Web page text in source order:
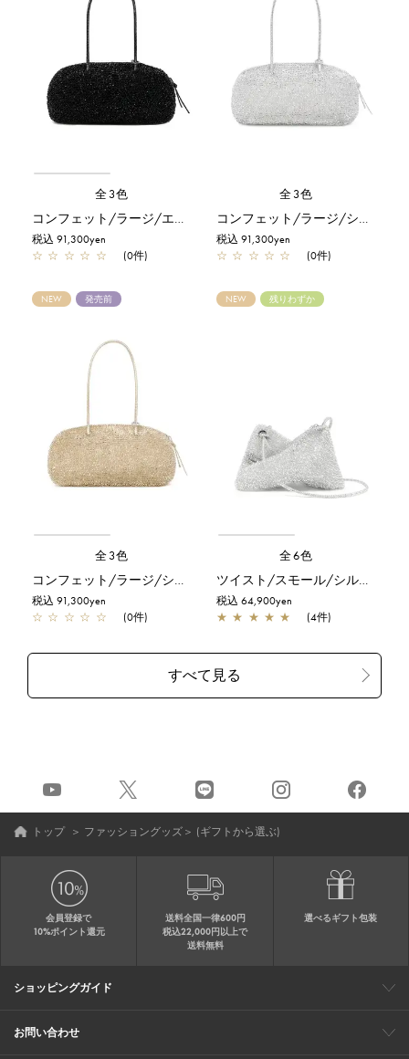
全3色
コンフェット/ラージ/エナメルブラック
税込 91,300yen
☆ ☆ ☆ ☆ ☆ (0件)
全3色
コンフェット/ラージ/シルバー
税込 91,300yen
☆ ☆ ☆ ☆ ☆ (0件)
NEW 発売前
全3色
コンフェット/ラージ/シルバーゴールド
税込 91,300yen
☆ ☆ ☆ ☆ ☆ (0件)
NEW 残りわずか
全6色
ツイスト/スモール/シルバー
税込 64,900yen
★ ★ ★ ★ ★ (4件)
トップ ＞ ファッショングッズ＞ (ギフトから選ぶ)
会員登録で
10%ポイント還元
送料全国一律600円
税込22,000円以上で
送料無料
選べるギフト包装
ショッピングガイド
会員特典
ご購入・配送について
返品について
ギフト包装
FAQ
サイトマップ
お問い合わせ